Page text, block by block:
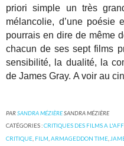
priori simple un très
mélancolie, d’une poésie
pourrais en dire de même
chacun de ses sept films
sensibilité, la dualité, la
de James Gray.A voir au
PARSANDRA MÉZIÈRESANDRA MÉZIÈRE
CATÉGORIES :CRITIQUES DES FILMS A
CRITIQUE FILM ,ARMAGEDDON TIME